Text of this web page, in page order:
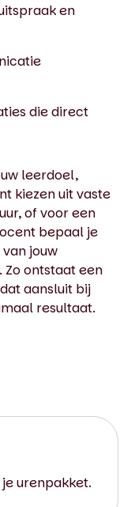
en
die direct
leerdoel,
kiezen uit vaste
of voor een
bepaal je
jouw
ontstaat een
aansluit bij
resultaat.
urenpakket.